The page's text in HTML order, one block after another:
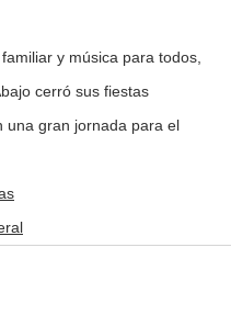
y música para todos,
cerró sus fiestas
una gran jornada para el